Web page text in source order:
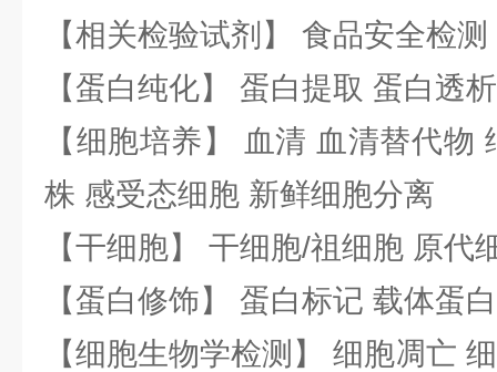
【相关检验试剂】 食品安全检
【蛋白纯化】 蛋白提取 蛋白透
【细胞培养】 血清 血清替代物
株 感受态细胞 新鲜细胞分离
【干细胞】 干细胞/祖细胞 原代
【蛋白修饰】 蛋白标记 载体蛋
【细胞生物学检测】 细胞凋亡